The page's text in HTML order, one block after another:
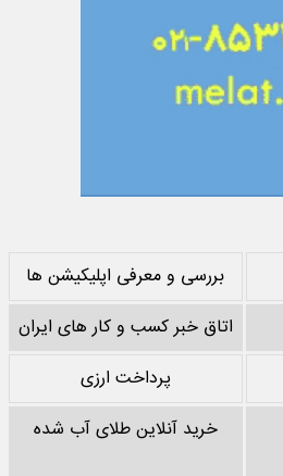
بررسی و معرفی اپلیکیشن ها
اتاق خبر کسب و کار های ایران
پرداخت ارزی
خرید آنلاین طلای آب شده